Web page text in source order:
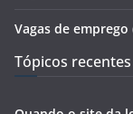
Vagas de emprego
Tópicos recentes